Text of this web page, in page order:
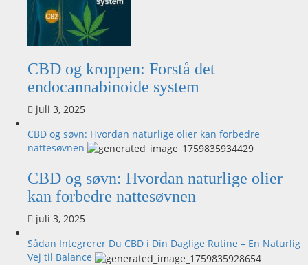
CBD og kroppen: Forstå det
endocannabinoide system
juli 3, 2025
CBD og søvn: Hvordan naturlige olier kan forbedre
nattesøvnen
CBD og søvn: Hvordan naturlige olier
kan forbedre nattesøvnen
juli 3, 2025
Sådan Integrerer Du CBD i Din Daglige Rutine – En Naturlig
Vej til Balance